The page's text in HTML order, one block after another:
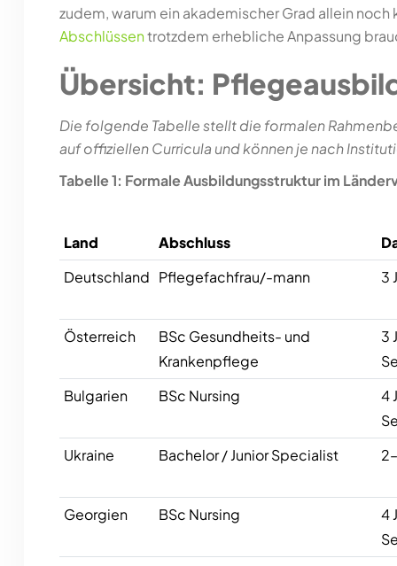
zudem, warum ein akademischer Grad allein
Abschlüssentrotzdem erhebliche Anpassung
Übersicht:
Die folgende Tabelle stellt die formalen
auf offiziellen Curricula und können je nach
Tabelle 1: Formale Ausbildungsstruktur im
Land Abschluss
Deutschland Pflegefachfrau/-mann 3
Österreich
BSc Gesundheits- und
Krankenpflege
3
Bulgarien BSc Nursing
4
Ukraine
Bachelor / Junior Specialist
Georgien BSc Nursing
4